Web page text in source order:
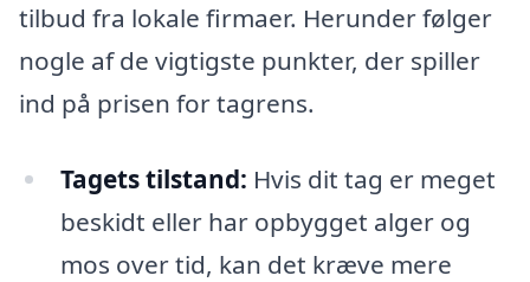
tilbud fra lokale firmaer. Herunder følger
nogle af de vigtigste punkter, der spiller
ind på prisen for tagrens.
Tagets tilstand: Hvis dit tag er meget
beskidt eller har opbygget alger og
mos over tid, kan det kræve mere